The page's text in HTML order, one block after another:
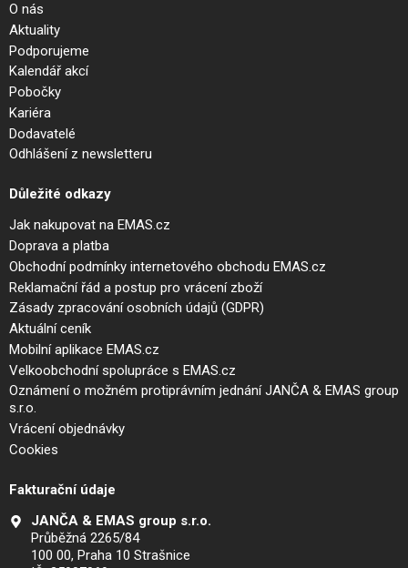
O nás
Aktuality
Podporujeme
Kalendář akcí
Pobočky
Kariéra
Dodavatelé
Odhlášení z newsletteru
Důležité odkazy
Jak nakupovat na EMAS.cz
Doprava a platba
Obchodní podmínky internetového obchodu EMAS.cz
Reklamační řád a postup pro vrácení zboží
Zásady zpracování osobních údajů (GDPR)
Aktuální ceník
Mobilní aplikace EMAS.cz
Velkoobchodní spolupráce s EMAS.cz
Oznámení o možném protiprávním jednání JANČA & EMAS group
s.r.o.
Vrácení objednávky
Cookies
Fakturační údaje
JANČA & EMAS group s.r.o.
Průběžná 2265/84
100 00, Praha 10 Strašnice